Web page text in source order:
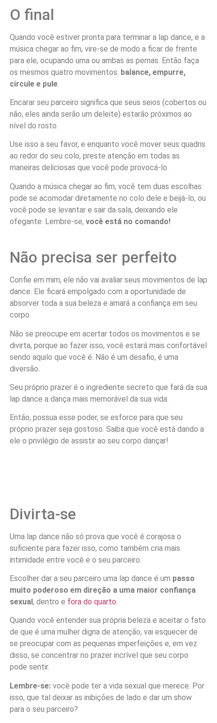
O final
Quando você estiver pronta para terminar a lap dance, e a
música chegar ao fim, vire-se de modo a ficar de frente
para ele, ocupando uma ou ambas as pernas. Então faça
os mesmos quatro movimentos: balance, empurre,
circule e pule
Encarar seu parceiro significa que seus seios (cobertos ou
não, eles ainda serão um deleite) estarão próximos ao
nível do rosto.
Use isso a seu favor, e enquanto você mover seus quadris
ao redor do seu colo, preste atenção em todas as
maneiras deliciosas que você pode provocá-lo.
Quando a música chegar ao fim, você tem duas escolhas:
pode se acomodar diretamente no colo dele e beijá-lo, ou
você pode se levantar e sair da sala, deixando ele
ofegante. Lembre-se, você está no comando!
Não precisa ser perfeito
Confie em mim, ele não vai avaliar seus movimentos de lap
dance. Ele ficará empolgado com a oportunidade de
absorver toda a sua beleza e amará a confiança em seu
corpo.
Não se preocupe em acertar todos os movimentos e se
divirta, porque ao fazer isso, você estará mais confortável
sendo aquilo que você é. Não é um desafio, é uma
diversão.
Seu próprio prazer é o ingrediente secreto que fará da sua
lap dance a dança mais memorável da sua vida.
Então, possua esse poder, se esforce para que seu
próprio prazer seja gostoso. Saiba que você está dando a
ele o privilégio de assistir ao seu corpo dançar!
Divirta-se
Uma lap dance não só prova que você é corajosa o
suficiente para fazer isso, como também cria mais
intimidade entre você e o seu parceiro.
Escolher dar a seu parceiro uma lap dance é um passo
muito poderoso em direção a uma maior confiança
sexual, dentro e fora do quarto.
Quando você entender sua própria beleza e aceitar o fato
de que é uma mulher digna de atenção, vai esquecer de
se preocupar com as pequenas imperfeições e, em vez
disso, se concentrar no prazer incrível que seu corpo
pode sentir.
Lembre-se: você pode ter a vida sexual que merece. Por
isso, que tal deixar as inibições de lado e dar um show
para o seu parceiro?